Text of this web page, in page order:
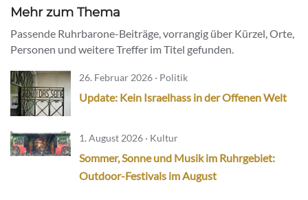
Mehr zum Thema
Passende Ruhrbarone-Beiträge, vorrangig über Kürzel, Orte,
Personen und weitere Treffer im Titel gefunden.
26. Februar 2026 · Politik
Update: Kein Israelhass in der Offenen Welt
1. August 2026 · Kultur
Sommer, Sonne und Musik im Ruhrgebiet:
Outdoor-Festivals im August